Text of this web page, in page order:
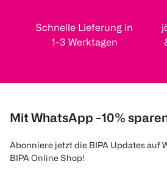
Schnelle Lieferung in
1-3 Werktagen
Mit WhatsApp -10%
Abonniere jetzt die BIPA Updates auf
BIPA Online Shop!